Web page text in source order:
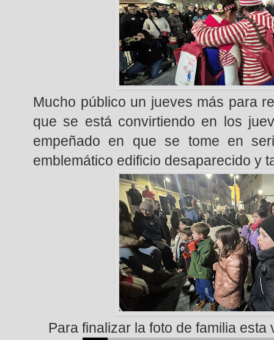
Mucho público un jueves más para
que se está convirtiendo en los
empeñado en que se tome en
emblemático edificio desaparecido y
Para finalizar la foto de familia esta